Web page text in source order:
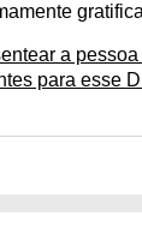
a
para esse